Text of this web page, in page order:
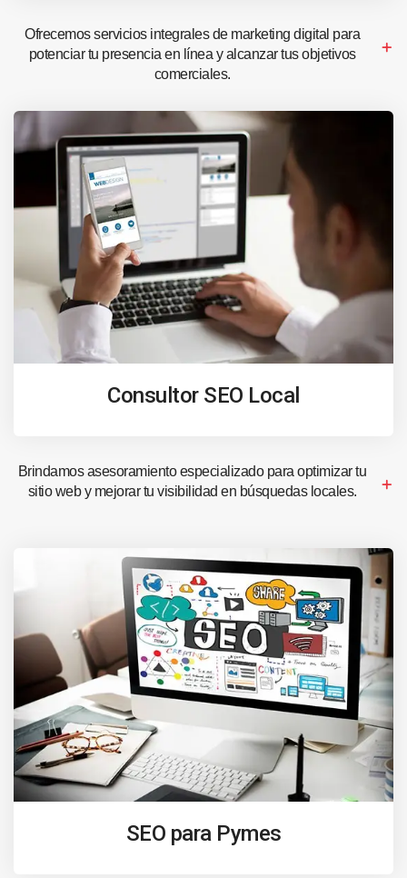
Ofrecemos servicios integrales de marketing digital para
potenciar tu presencia en línea y alcanzar tus objetivos
comerciales.
Consultor SEO Local
Brindamos asesoramiento especializado para optimizar tu
sitio web y mejorar tu visibilidad en búsquedas locales.
SEO para Pymes